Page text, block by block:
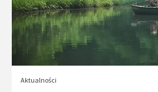
Aktualności